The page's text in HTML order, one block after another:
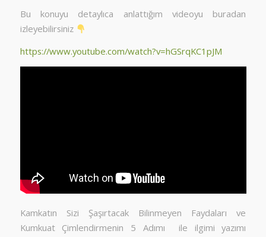
Bu konuyu detaylıca anlattığım videoyu buradan
izleyebilirsiniz
https://www.youtube.com/watch?v=hGSrqKC1pJM
Kamkatın Sizi Şaşırtacak Bilinmeyen Faydaları ve
Kumkuat Çimlendirmenin 5 Adımı ile ilgimi yazımı